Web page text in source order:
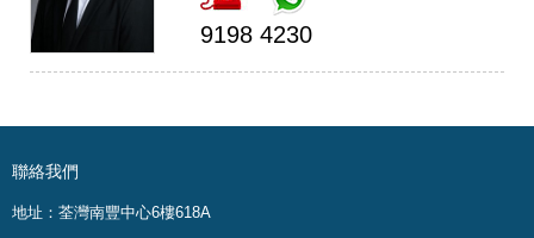
9198 4230
聯絡我們
地址：荃灣南豐中心6樓618A